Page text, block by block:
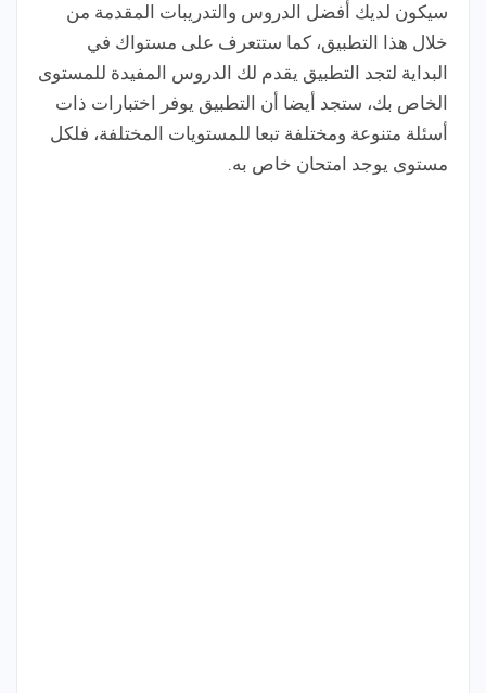
سيكون لديك أفضل الدروس والتدريبات المقدمة من
خلال هذا التطبيق، كما ستتعرف على مستواك في
البداية لتجد التطبيق يقدم لك الدروس المفيدة للمستوى
الخاص بك، ستجد أيضا أن التطبيق يوفر اختبارات ذات
أسئلة متنوعة ومختلفة تبعا للمستويات المختلفة، فلكل
مستوى يوجد امتحان خاص به.